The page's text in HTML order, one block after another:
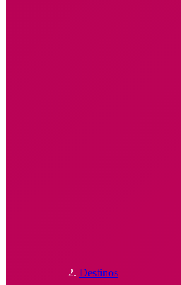
Destinos